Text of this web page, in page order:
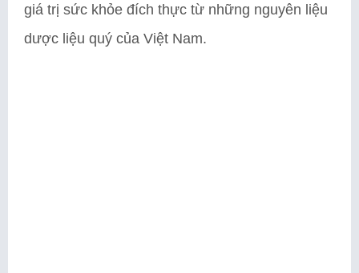
giá trị sức khỏe đích thực từ những nguyên liệu
dược liệu quý của Việt Nam.